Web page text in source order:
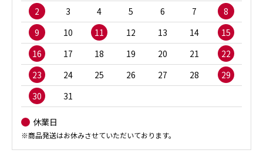
2
3 4 5 6 7
8
9
10 11 12 13 14
15
16
17 18 19 20 21
22
23
24 25 26 27 28
29
30
31
休業日
※商品発送はお休みさせていただいております。